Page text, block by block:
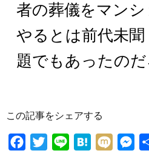
者の葬儀をマン
やるとは前代未
題でもあったの
この記事をシェアする
H
M